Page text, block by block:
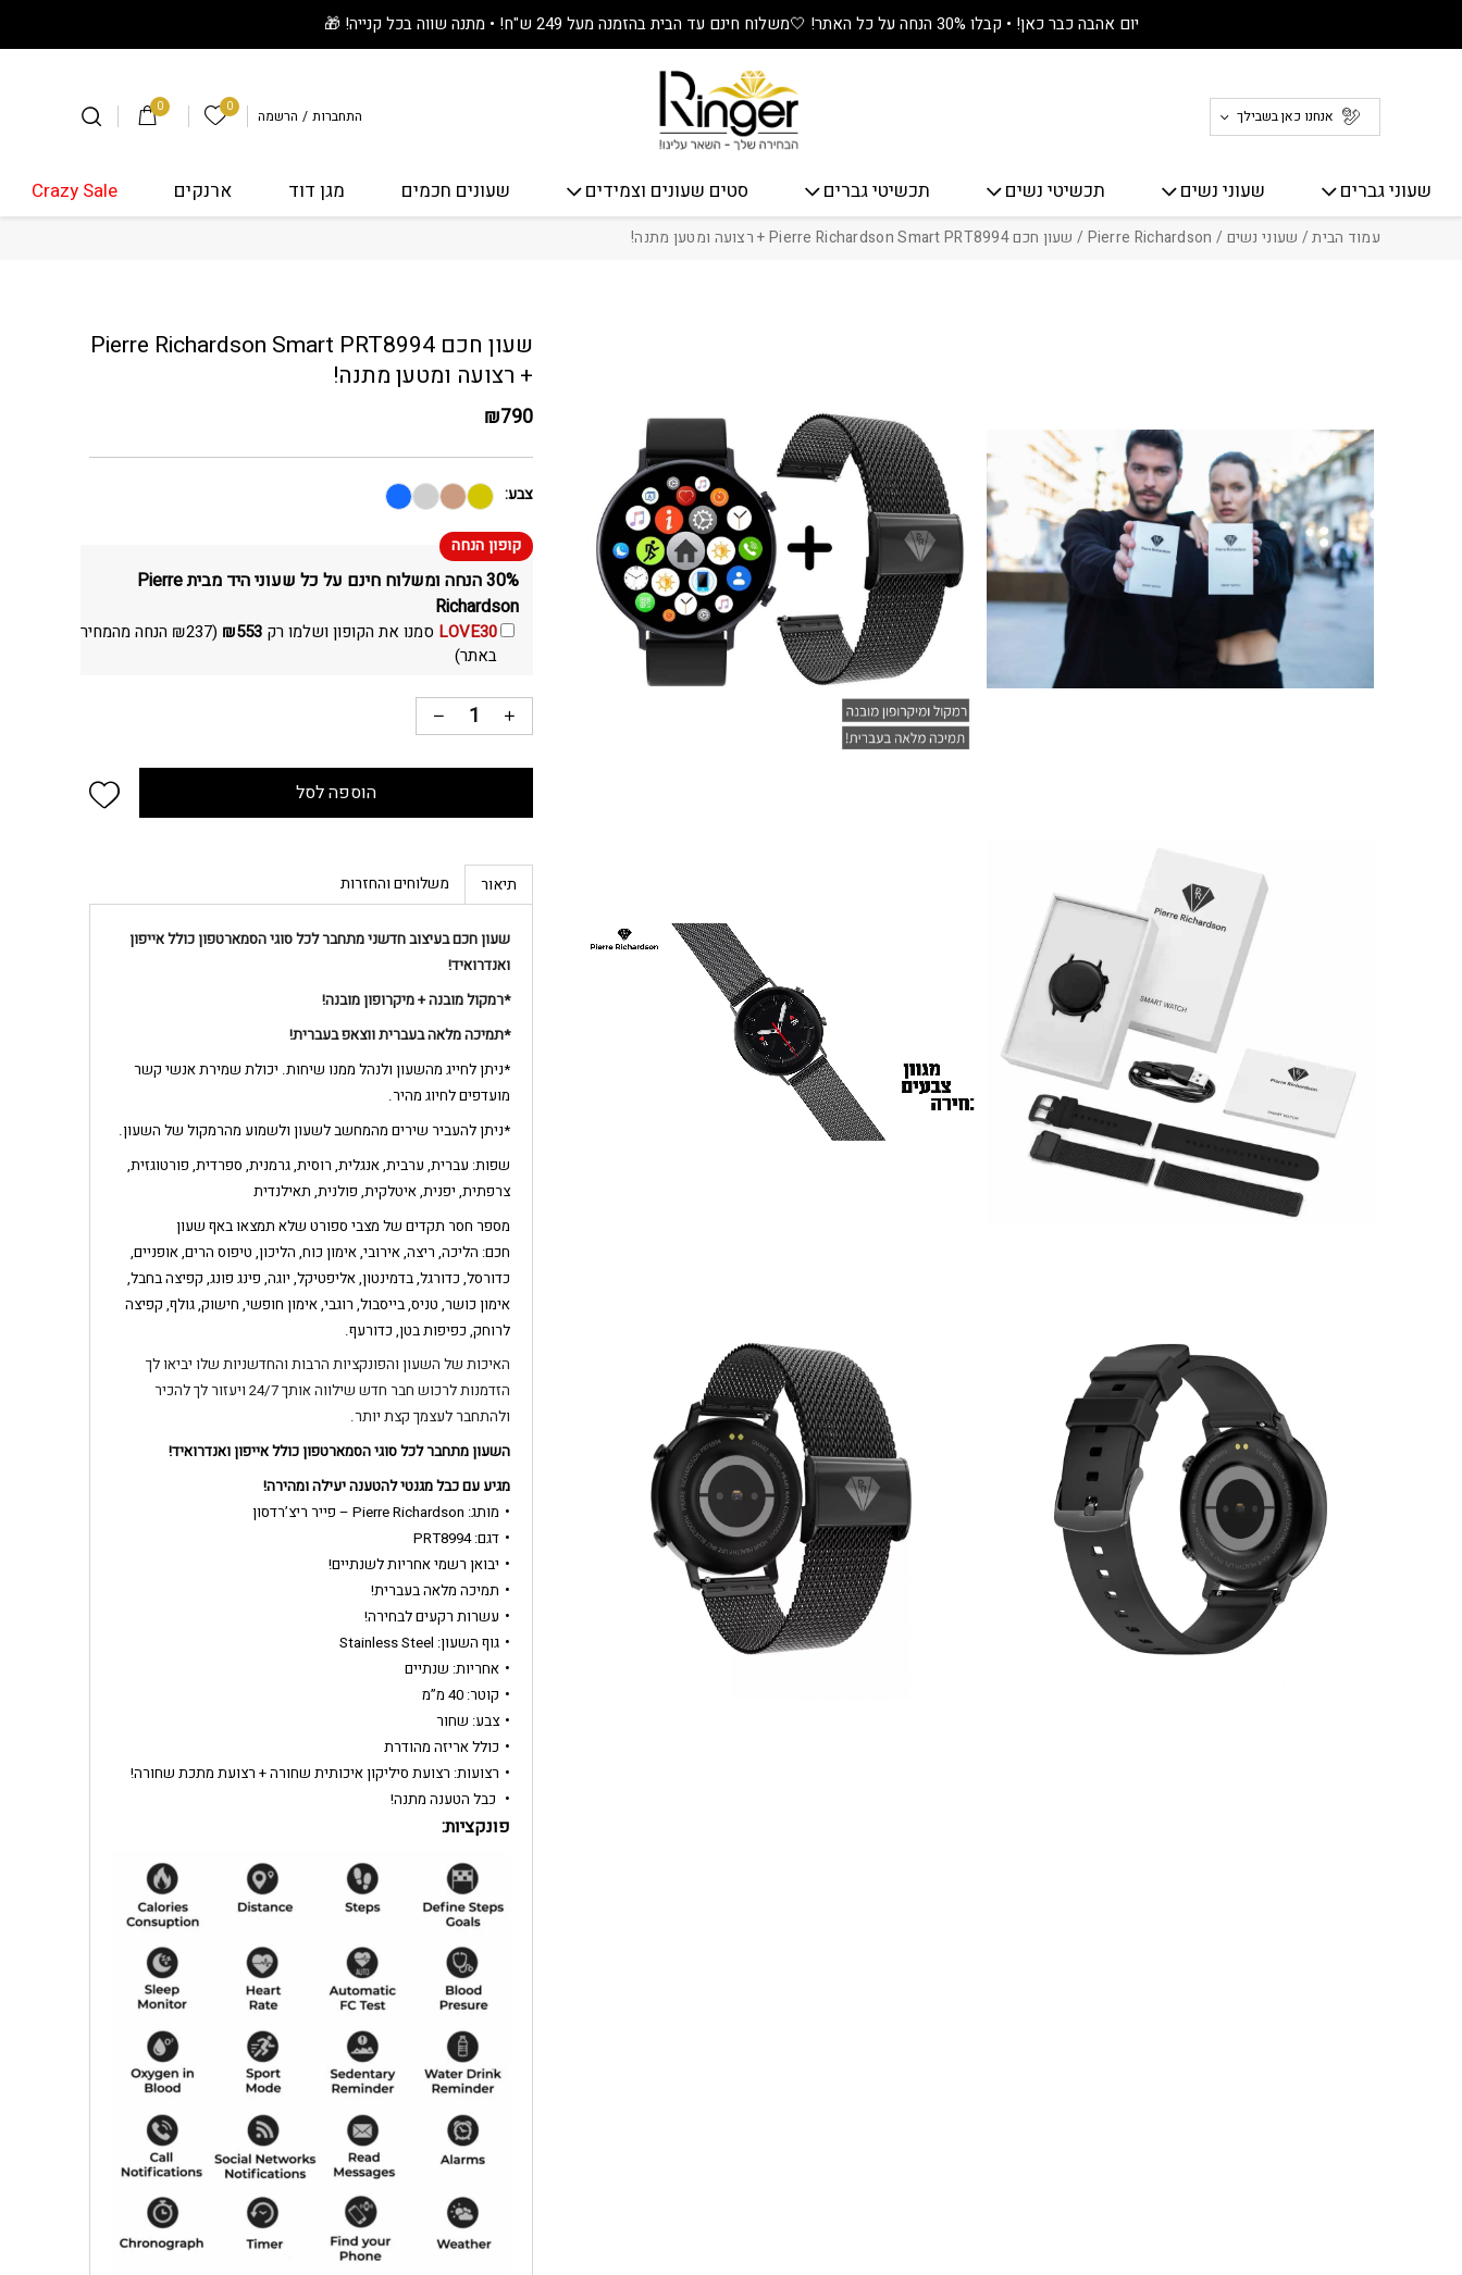
יום אהבה כבר כאן! • קבלו 30% הנחה על כל האתר! 🤍 משלוח חינם עד הבית בהזמנה מעל 249 ש"ח! • מתנה שווה בכל קנייה! 🎁
אנחנו כאן בשבילך 0 0 הרשימה שלי התחברות / הרשמה
שעוני גברים שעוני נשים תכשיטי נשים תכשיטי גברים סטים שעונים וצמידים שעונים חכמים מגן דוד ארנקים Crazy Sale
עמוד הבית/ שעוני נשים/
Pierre Richardson/ שעון חכם Pierre Richardson Smart PRT8994 + רצועה ומטען מתנה!
שעון חכם Pierre Richardson Smart PRT8994
+ רצועה ומטען מתנה!
₪790
צבע:
30% הנחה ומשלוח חינם על כל שעוני היד מבית Pierre
Richardson
LOVE30 סמנו את הקופון ושלמו רק ₪553
(
₪237
הנחה מהמחיר
באתר)
הוספה לסל wishlist
תיאור משלוחים והחזרות
שעון חכם בעיצוב חדשני מתחבר לכל סוגי הסמארטפון כולל אייפון
ואנדרואיד!
*רמקול מובנה + מיקרופון מובנה!
*תמיכה מלאה בעברית ווצאפ בעברית!
*ניתן לחייג מהשעון ולנהל ממנו שיחות. יכולת שמירת אנשי קשר
מועדפים לחיוג מהיר.
*ניתן להעביר שירים מהמחשב לשעון ולשמוע מהרמקול של השעון.
שפות: עברית, ערבית, אנגלית, רוסית, גרמנית, ספרדית, פורטוגזית,
צרפתית, יפנית, איטלקית, פולנית, תאילנדית
מספר חסר תקדים של מצבי ספורט שלא תמצאו באף שעון
חכם: הליכה, ריצה, אירובי, אימון כוח, הליכון, טיפוס הרים, אופניים,
כדורסל, כדורגל, בדמינטון, אליפטיקל, יוגה, פינג פונג, קפיצה בחבל,
אימון כושר, טניס, בייסבול, רוגבי, אימון חופשי, חישוק, גולף, קפיצה
לרוחק, כפיפות בטן, כדורעף.
האיכות של השעון והפונקציות הרבות והחדשניות שלו יביאו לך
הזדמנות לרכוש חבר חדש שילווה אותך 24/7 ויעזור לך להכיר
ולהתחבר לעצמך קצת יותר.
השעון מתחבר לכל סוגי הסמארטפון כולל אייפון ואנדרואיד!
מגיע עם כבל מגנטי להטענה יעילה ומהירה!
מותג: Pierre Richardson – פייר ריצ’רדסון
דגם: PRT8994
יבואן רשמי אחריות לשנתיים!
תמיכה מלאה בעברית!
עשרות רקעים לבחירה!
גוף השעון: Stainless Steel
אחריות: שנתיים
קוטר: 40 מ”מ
צבע: שחור
כולל אריזה מהודרת
רצועות: רצועת סיליקון איכותית שחורה + רצועת מתכת שחורה!
כבל הטענה מתנה!
פונקציות: